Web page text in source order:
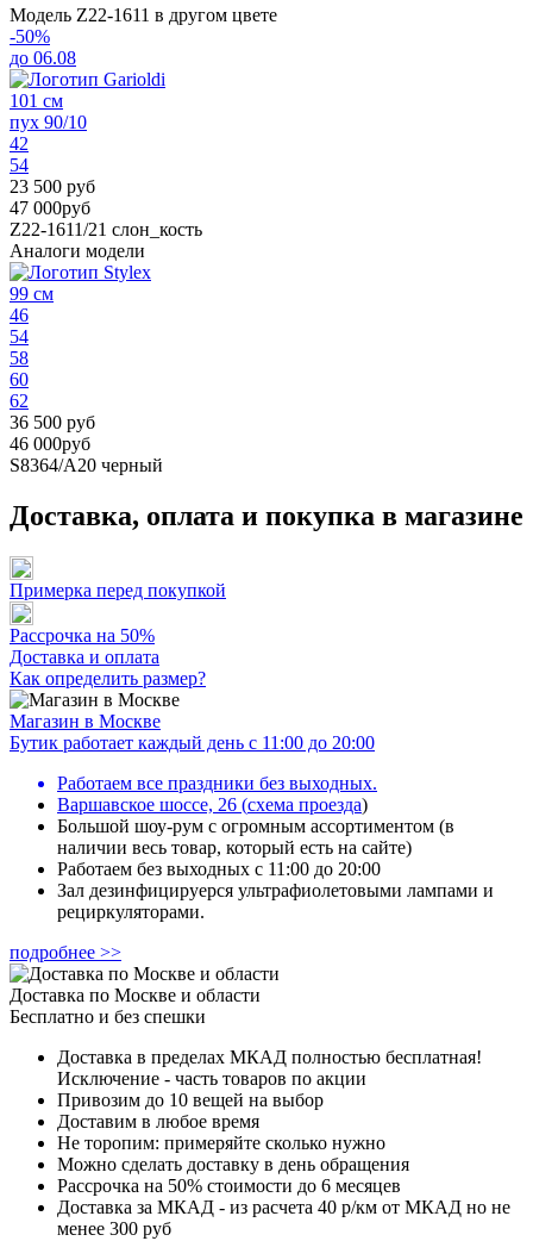
Модель Z22-1611 в другом цвете
-50%
до 06.08
101 см
пух 90/10
42
54
23 500 руб
47 000руб
Z22-1611/21 слон_кость
Аналоги модели
99 см
46
54
58
60
62
36 500 руб
46 000руб
S8364/А20 черный
Доставка, оплата и покупка в магазине
Примерка перед покупкой
Рассрочка на 50%
Доставка и оплата
Как определить размер?
Магазин в Москве
Бутик работает каждый день с 11:00 до 20:00
Работаем все праздники без выходных.
Варшавское шоссе, 26 (схема проезда)
Большой шоу-рум с огромным ассортиментом (в
наличии весь товар, который есть на сайте)
Работаем без выходных с 11:00 до 20:00
Зал дезинфицируерся ультрафиолетовыми лампами и
рециркуляторами.
подробнее >>
Доставка по Москве и области
Бесплатно и без спешки
Доставка в пределах МКАД полностью бесплатная!
Исключение - часть товаров по акции
Привозим до 10 вещей на выбор
Доставим в любое время
Не торопим: примеряйте сколько нужно
Можно сделать доставку в день обращения
Рассрочка на 50% стоимости до 6 месяцев
Доставка за МКАД - из расчета 40 р/км от МКАД но не
менее 300 руб